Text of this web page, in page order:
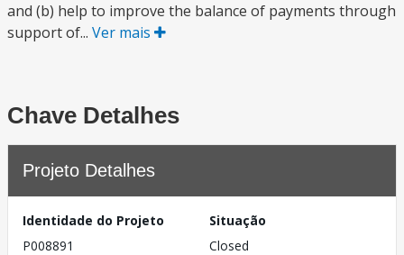
and (b) help to improve the balance of payments through
support of... Ver mais
Chave Detalhes
Projeto Detalhes
Identidade do Projeto
P008891
Situação
Closed